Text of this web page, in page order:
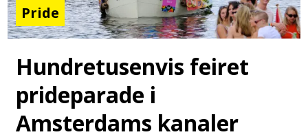
Pride
Hundretusenvis feiret
prideparade i
Amsterdams kanaler